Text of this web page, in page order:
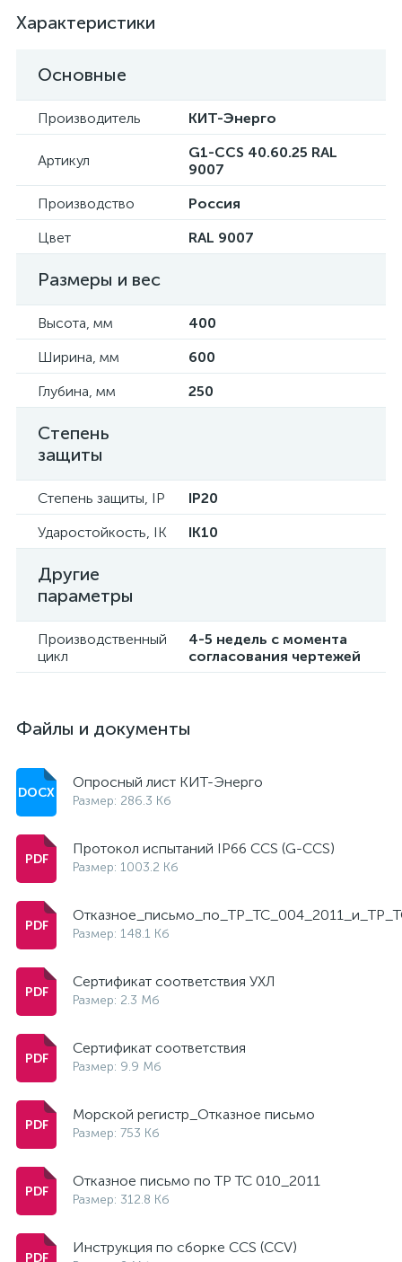
Характеристики
Основные
Производитель КИТ-Энерго
Артикул
G1-CCS 40.60.25 RAL
9007
Производство
Россия
Цвет
RAL 9007
Размеры и вес
Высота, мм
400
Ширина, мм
600
Глубина, мм
250
Степень
защиты
Степень защиты, IP
IP20
Ударостойкость, IK
IK10
Другие
параметры
Производственный
цикл
4-5 недель с момента
согласования чертежей
Файлы и документы
Опросный лист КИТ-Энерго
Размер: 286.3 Кб
Протокол испытаний IP66 CCS (G-CCS)
Размер: 1003.2 Кб
Размер: 148.1 Кб
Сертификат соответствия УХЛ
Размер: 2.3 Мб
Сертификат соответствия
Размер: 9.9 Мб
Морской регистр_Отказное письмо
Размер: 753 Кб
Отказное письмо по ТР ТС 010_2011
Размер: 312.8 Кб
Инструкция по сборке CCS (CCV)